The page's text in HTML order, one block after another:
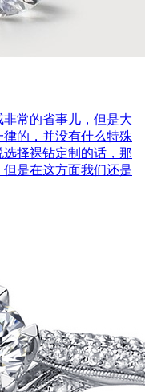
常的省事儿，但是大
的，并没有什么特殊
择裸钻定制的话，那
是在这方面我们还是